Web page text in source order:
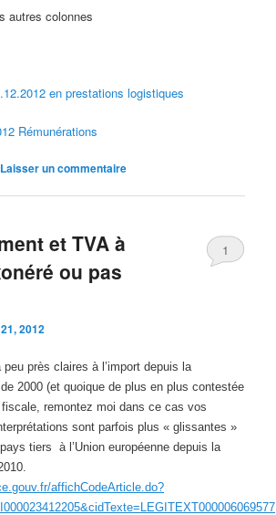
autres colonnes
en prestations logistiques
Rémunérations
Laisser un commentaire
et TVA à
ou pas
2012
1
près claires à l’import depuis la
2000 (et quoique de plus en plus contestée
fiscale, remontez moi dans ce cas vos
sont parfois plus « glissantes »
tiers à l’Union européenne depuis la
affichCodeArticle.do?